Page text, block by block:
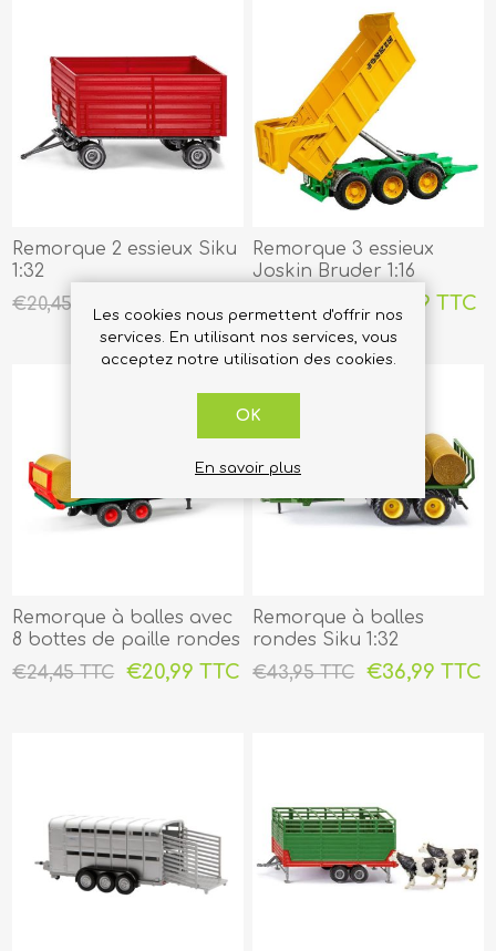
Remorque 2 essieux Siku
1:32
€20,45 TTC
€17,49 TTC
Remorque 3 essieux
Joskin Bruder 1:16
€32,45 TTC
€27,99 TTC
Remorque à balles avec
8 bottes de paille rondes
Bruder 1:16
€24,45 TTC €20,99 TTC
Remorque à balles
rondes Siku 1:32
€43,95 TTC
€36,99 TTC
Les cookies nous permettent d'offrir nos
services. En utilisant nos services, vous
acceptez notre utilisation des cookies.
OK
En savoir plus